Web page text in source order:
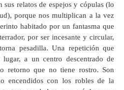
sus relatos de espejos y cópulas (lo
porque nos multiplican a la vez
habitado por un fantasma que
por ser incesante y circular,
pesadilla. Una repetición que
a un centro descentrado de
retorno que no tiene rostro. Son
encendidos con los robles de la